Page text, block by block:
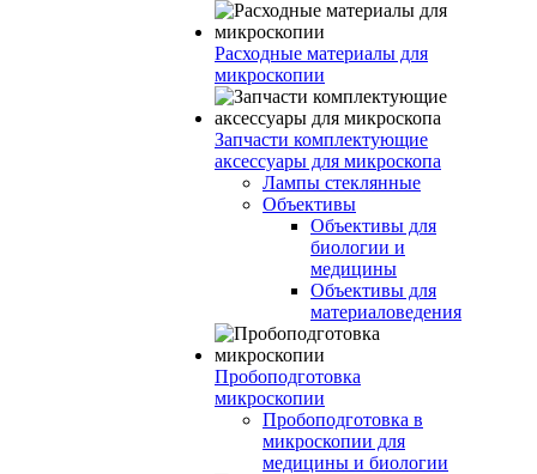
Расходные материалы для
микроскопии
Запчасти комплектующие
аксессуары для микроскопа
Лампы стеклянные
Объективы
Объективы для
биологии и
медицины
Объективы для
материаловедения
Пробоподготовка
микроскопии
Пробоподготовка в
микроскопии для
медицины и биологии